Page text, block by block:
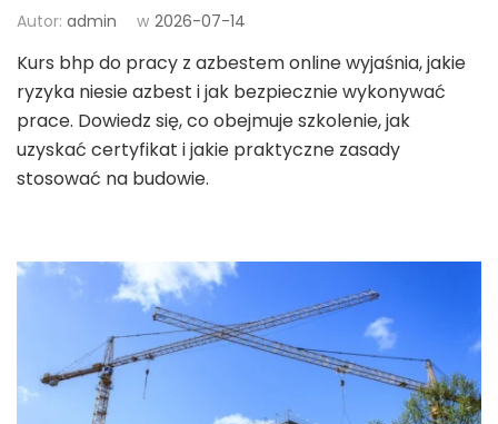
Autor: admin w 2026-07-14
Kurs bhp do pracy z azbestem online wyjaśnia, jakie
ryzyka niesie azbest i jak bezpiecznie wykonywać
prace. Dowiedz się, co obejmuje szkolenie, jak
uzyskać certyfikat i jakie praktyczne zasady
stosować na budowie.